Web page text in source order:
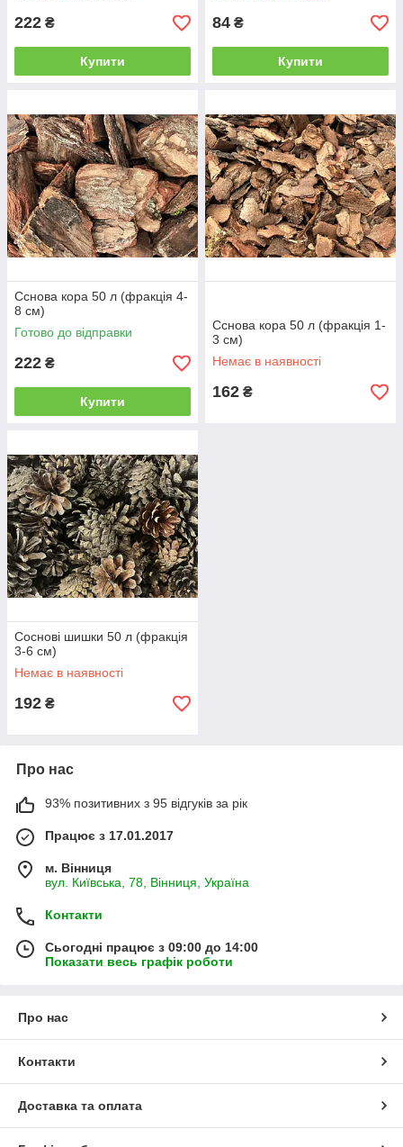
222 ₴
Купити
84 ₴
Купити
Сснова кора 50 л (фракція 4-
8 см)
Готово до відправки
222 ₴
Купити
Сснова кора 50 л (фракція 1-
3 см)
Немає в наявності
162 ₴
Соснові шишки 50 л (фракція
3-6 см)
Немає в наявності
192 ₴
Про нас
93% позитивних з 95 відгуків за рік
Працює з 17.01.2017
м. Вінниця
вул. Київська, 78, Вінниця, Україна
Контакти
Сьогодні працює з 09:00 до 14:00
Показати весь графік роботи
Про нас
Контакти
Доставка та оплата